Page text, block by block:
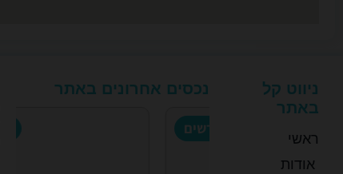
ניווט קל
באתר
ראשי
אודות
נכסים אחרונים באתר